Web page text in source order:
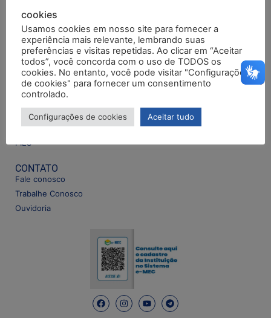
PAEG
NAPE / NAIF
COMO INGRESSAR
Portador de Diploma
Transferência externa
Bolsa de estudos Pro+
ENEM
ProUni
FIES
COMUNIDADE
Biblioteca
Central de Estágios
Publicações
CONTATO
Fale conosco
Trabalhe Conosco
Ouvidoria
cookies
Usamos cookies em nosso site para fornecer a
experiência mais relevante, lembrando suas
preferências e visitas repetidas. Ao clicar em “Aceitar
todos”, você concorda com o uso de TODOS os
cookies. No entanto, você pode visitar "Configurações
de cookies" para fornecer um consentimento
controlado.
Configurações de cookies Aceitar tudo